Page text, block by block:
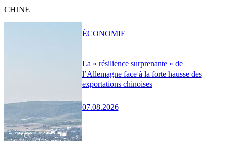
CHINE
La « résilience surprenante » de
l’Allemagne face à la forte hausse des
exportations chinoises
07.08.2026
ÉCONOMIE